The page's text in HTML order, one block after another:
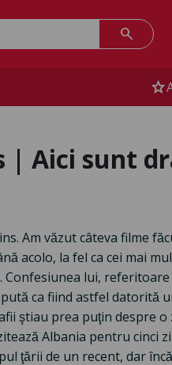
search
star
| Aici sunt
Am văzut câteva filme
acolo, la fel ca cei mai
lui,
ca fiind astfel datorită
ştiau prea puţin despre
Albania pentru cinci
ţării de un recent, dar